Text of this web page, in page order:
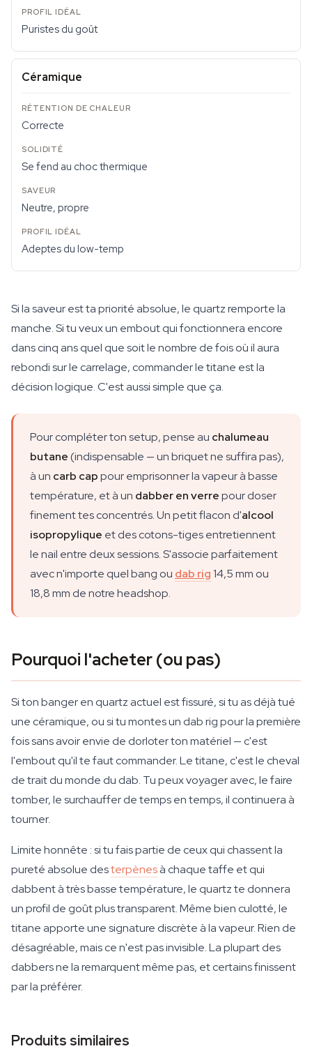
Puristes du goût
Céramique
Correcte
Se fend au choc thermique
Neutre, propre
Adeptes du low-temp
Si la saveur est ta priorité absolue, le quartz remporte la
manche. Si tu veux un embout qui fonctionnera encore
dans cinq ans quel que soit le nombre de fois où il aura
rebondi sur le carrelage, commander le titane est la
décision logique. C'est aussi simple que ça.
Pour compléter ton setup, pense au chalumeau
butane(indispensable — un briquet ne suffira pas),
à un carb cappour emprisonner la vapeur à basse
température, et à un dabber en verrepour doser
finement tes concentrés. Un petit flacon d'alcool
isopropylique et des cotons-tiges entretiennent
le nail entre deux sessions. S'associe parfaitement
avec n'importe quel bang ou dab rig14,5 mm ou
18,8 mm de notre headshop.
Pourquoi l'acheter (ou pas)
Si ton banger en quartz actuel est fissuré, si tu as déjà tué
une céramique, ou si tu montes un dab rig pour la première
fois sans avoir envie de dorloter ton matériel — c'est
l'embout qu'il te faut commander. Le titane, c'est le cheval
de trait du monde du dab. Tu peux voyager avec, le faire
tomber, le surchauffer de temps en temps, il continuera à
tourner.
Limite honnête : si tu fais partie de ceux qui chassent la
pureté absolue desterpènesà chaque taffe et qui
dabbent à très basse température, le quartz te donnera
un profil de goût plus transparent. Même bien culotté, le
titane apporte une signature discrète à la vapeur. Rien de
désagréable, mais ce n'est pas invisible. La plupart des
dabbers ne la remarquent même pas, et certains finissent
par la préférer.
Produits similaires